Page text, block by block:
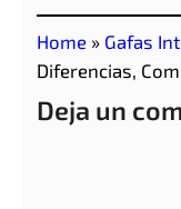
Home » Gafas
Diferencias,
Deja un